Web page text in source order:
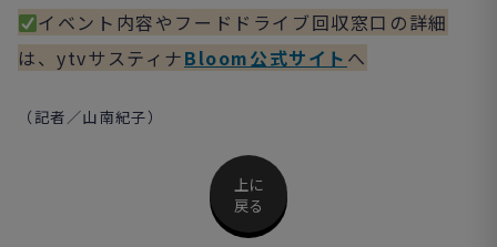
イベント内容やフードドライブ回収窓口の詳細
は、ytvサスティナBloom公式サイト へ
（記者／山南紀子）
上に
戻る